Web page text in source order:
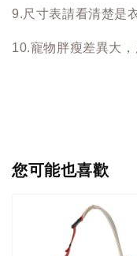
9.尺寸表請看清楚是
10.寵物胖瘦差異大
您可能也喜歡